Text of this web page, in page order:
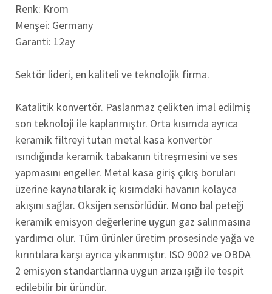
Renk: Krom
Menşei: Germany
Garanti: 12ay
Sektör lideri, en kaliteli ve teknolojik firma.
Katalitik konvertör. Paslanmaz çelikten imal edilmiş
son teknoloji ile kaplanmıştır. Orta kısımda ayrıca
keramik filtreyi tutan metal kasa konvertör
ısındığında keramik tabakanın titreşmesini ve ses
yapmasını engeller. Metal kasa giriş çıkış boruları
üzerine kaynatılarak iç kısımdaki havanın kolayca
akışını sağlar. Oksijen sensörlüdür. Mono bal peteği
keramik emisyon değerlerine uygun gaz salınmasına
yardımcı olur. Tüm ürünler üretim prosesinde yağa ve
kırıntılara karşı ayrıca yıkanmıştır. ISO 9002 ve OBDA
2 emisyon standartlarına uygun arıza ışığı ile tespit
edilebilir bir üründür.